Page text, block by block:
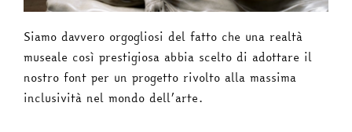
Siamo davvero orgogliosi del fatto che una realtà
museale così prestigiosa abbia scelto di adottare il
nostro font per un progetto rivolto alla massima
inclusività nel mondo dell’arte.